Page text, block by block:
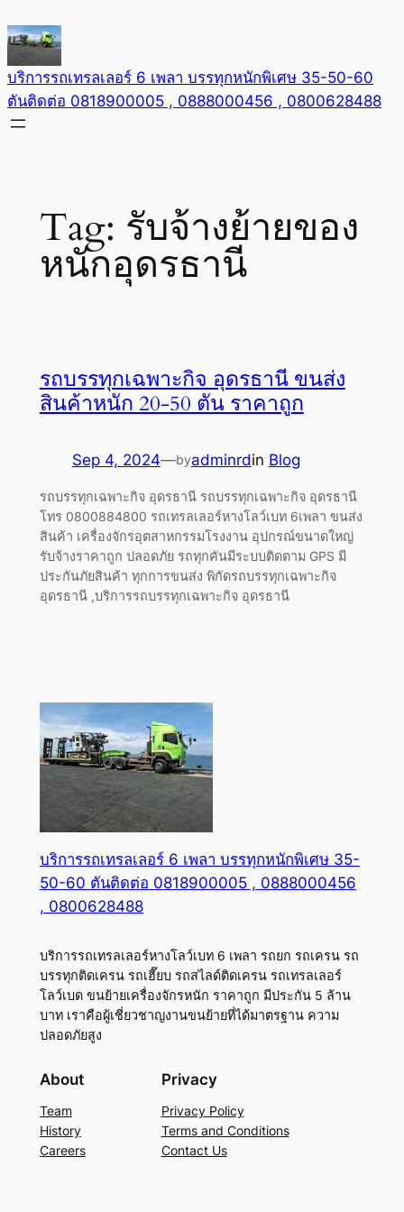
to
content
บริการรถเทรลเลอร์ 6 เพลา บรรทุกหนักพิเศษ 35-50-60
ตันติดต่อ 0818900005 , 0888000456 , 0800628488
Tag: รับจ้างย้ายของ
หนักอุดรธานี
รถบรรทุกเฉพาะกิจ อุดรธานี ขนส่ง
สินค้าหนัก 20-50 ตัน ราคาถูก
Sep 4, 2024—byadminrdin Blog
รถบรรทุกเฉพาะกิจ อุดรธานี รถบรรทุกเฉพาะกิจ อุดรธานี
โทร 0800884800 รถเทรลเลอร์หางโลว์เบท 6เพลา ขนส่ง
สินค้า เครื่องจักรอุตสาหกรรมโรงงาน อุปกรณ์ขนาดใหญ่
รับจ้างราคาถูก ปลอดภัย รถทุกคันมีระบบติดตาม GPS มี
ประกันภัยสินค้า ทุกการขนส่ง พิกัดรถบรรทุกเฉพาะกิจ
อุดรธานี ,บริการรถบรรทุกเฉพาะกิจ อุดรธานี
บริการรถเทรลเลอร์ 6 เพลา บรรทุกหนักพิเศษ 35-
50-60 ตันติดต่อ 0818900005 , 0888000456
, 0800628488
บริการรถเทรลเลอร์หางโลว์เบท 6 เพลา รถยก รถเครน รถ
บรรทุกติดเครน รถเฮี๊ยบ รถสไลด์ติดเครน รถเทรลเลอร์
โลว์เบด ขนย้ายเครื่องจักรหนัก ราคาถูก มีประกัน 5 ล้าน
บาท เราคือผู้เชี่ยวชาญงานขนย้ายที่ได้มาตรฐาน ความ
ปลอดภัยสูง
About
Team
History
Careers
Privacy
Privacy Policy
Terms and Conditions
Contact Us